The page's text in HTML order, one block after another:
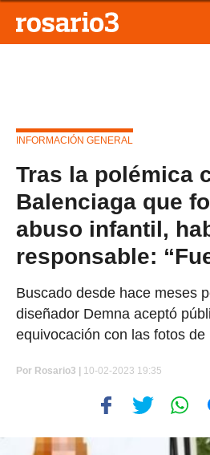
INFORMACIÓN GENERAL
Tras la polémica
Balenciaga que
abuso infantil,
responsable:
Buscado desde hace meses
diseñador Demna aceptó
equivocación con las fotos de
Por Rosario3 | 10-02-2023 19:35